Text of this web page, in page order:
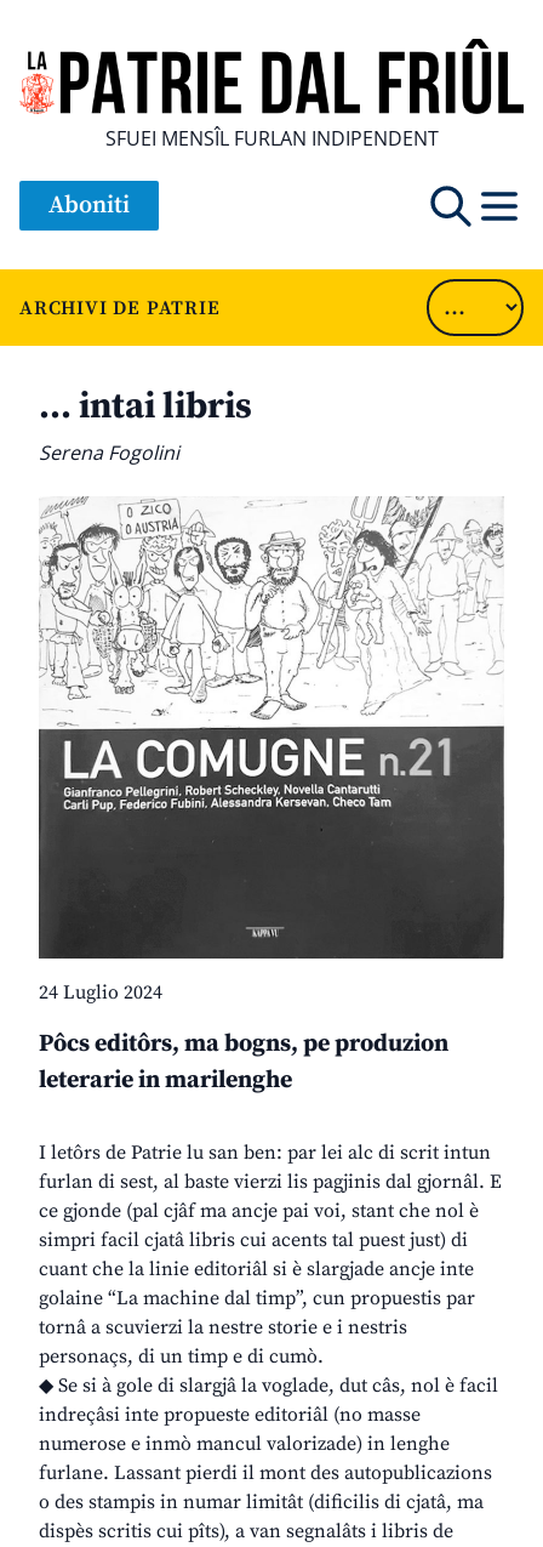
SFUEI MENSÎL FURLAN INDIPENDENT
Aboniti
ARCHIVI DE PATRIE
… intai libris
Serena Fogolini
24 Luglio 2024
Pôcs editôrs, ma bogns, pe produzion
leterarie in marilenghe
I letôrs de Patrie lu san ben: par lei alc di scrit intun
furlan di sest, al baste vierzi lis pagjinis dal gjornâl. E
ce gjonde (pal cjâf ma ancje pai voi, stant che nol è
simpri facil cjatâ libris cui acents tal puest just) di
cuant che la linie editoriâl si è slargjade ancje inte
golaine “La machine dal timp”, cun propuestis par
tornâ a scuvierzi la nestre storie e i nestris
personaçs, di un timp e di cumò.
◆ Se si à gole di slargjâ la voglade, dut câs, nol è facil
indreçâsi inte propueste editoriâl (no masse
numerose e inmò mancul valorizade) in lenghe
furlane. Lassant pierdi il mont des autopublicazions
o des stampis in numar limitât (dificilis di cjatâ, ma
dispès scritis cui pîts), a van segnalâts i libris de